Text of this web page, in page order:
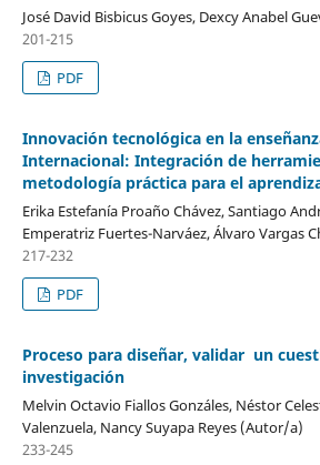
José David Bisbicus Goyes, Dexcy Anabel
201-215
PDF
Innovación tecnológica en la
Internacional: Integración de
metodología práctica para el
Erika Estefanía Proaño Chávez, Santiago
Emperatriz Fuertes-Narváez, Álvaro Vargas
217-232
PDF
Proceso para diseñar, validar un
investigación
Melvin Octavio Fiallos Gonzáles, Néstor
Valenzuela, Nancy Suyapa Reyes (Autor/a)
233-245